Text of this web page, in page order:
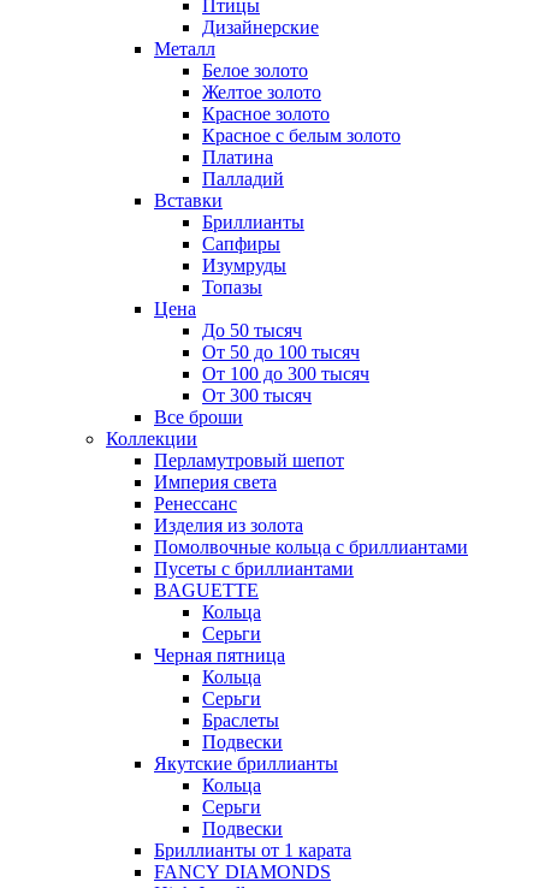
Птицы
Дизайнерские
Металл
Белое золото
Желтое золото
Красное золото
Красное с белым золото
Платина
Палладий
Вставки
Бриллианты
Сапфиры
Изумруды
Топазы
Цена
До 50 тысяч
От 50 до 100 тысяч
От 100 до 300 тысяч
От 300 тысяч
Все броши
Коллекции
Перламутровый шепот
Империя света
Ренессанс
Изделия из золота
Помолвочные кольца с бриллиантами
Пусеты с бриллиантами
BAGUETTE
Кольца
Серьги
Черная пятница
Кольца
Серьги
Браслеты
Подвески
Якутские бриллианты
Кольца
Серьги
Подвески
Бриллианты от 1 карата
FANCY DIAMONDS